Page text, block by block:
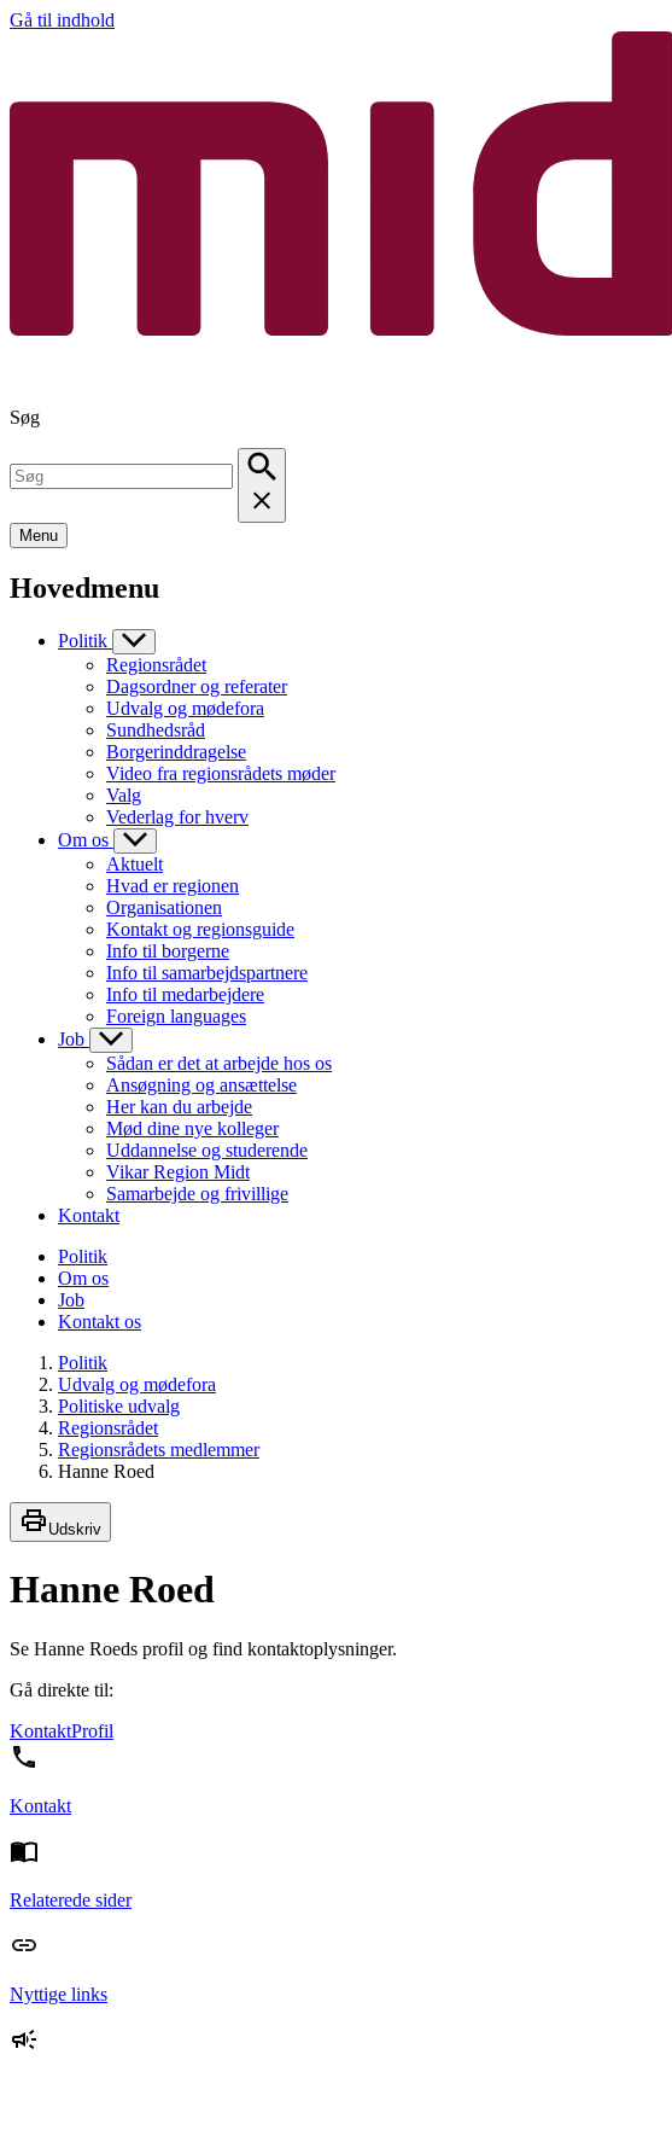
Gå til indhold
Søg
Menu
Hovedmenu
Politik
Regionsrådet
Dagsordner og referater
Udvalg og mødefora
Sundhedsråd
Borgerinddragelse
Video fra regionsrådets møder
Valg
Vederlag for hverv
Om os
Aktuelt
Hvad er regionen
Organisationen
Kontakt og regionsguide
Info til borgerne
Info til samarbejdspartnere
Info til medarbejdere
Foreign languages
Job
Sådan er det at arbejde hos os
Ansøgning og ansættelse
Her kan du arbejde
Mød dine nye kolleger
Uddannelse og studerende
Vikar Region Midt
Samarbejde og frivillige
Kontakt
Politik
Om os
Job
Kontakt os
Politik
Udvalg og mødefora
Politiske udvalg
Regionsrådet
Regionsrådets medlemmer
Hanne Roed
Udskriv
Hanne Roed
Se Hanne Roeds profil og find kontaktoplysninger.
Gå direkte til:
KontaktProfil
Kontakt
Relaterede sider
Nyttige links